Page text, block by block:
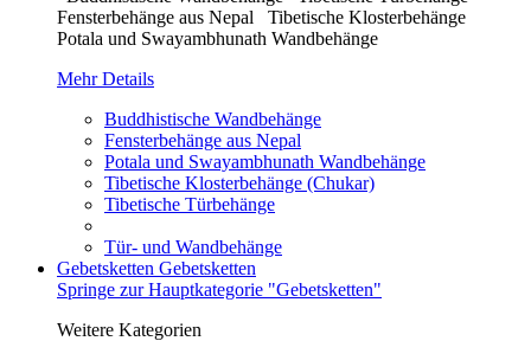
Fensterbehänge aus Nepal Tibetische Klosterbehänge
Potala und Swayambhunath Wandbehänge
Mehr Details
Buddhistische Wandbehänge
Fensterbehänge aus Nepal
Potala und Swayambhunath Wandbehänge
Tibetische Klosterbehänge (Chukar)
Tibetische Türbehänge
Tür- und Wandbehänge
Gebetsketten Gebetsketten
Springe zur Hauptkategorie "Gebetsketten"
Weitere Kategorien